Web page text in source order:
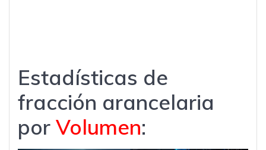
Estadísticas de
fracción arancelaria
por Volumen: